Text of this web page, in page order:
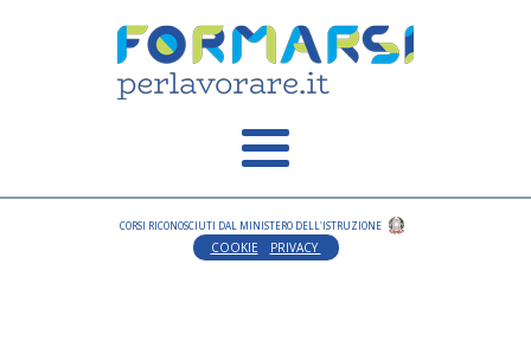
CORSI RICONOSCIUTI DAL MINISTERO DELL'ISTRUZIONE
COOKIE PRIVACY